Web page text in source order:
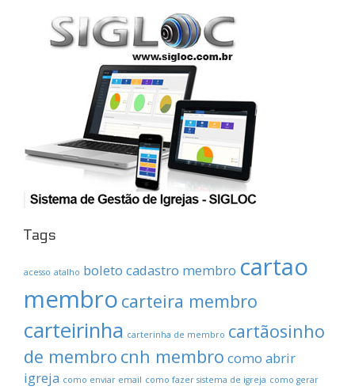
Tags
acesso atalho boleto cadastro membro cartao
membro carteira membro
carteirinha carterinha de membro cartãosinho
de membro cnh membro como abrir
igreja como enviar email como fazer sistema de igreja como gerar